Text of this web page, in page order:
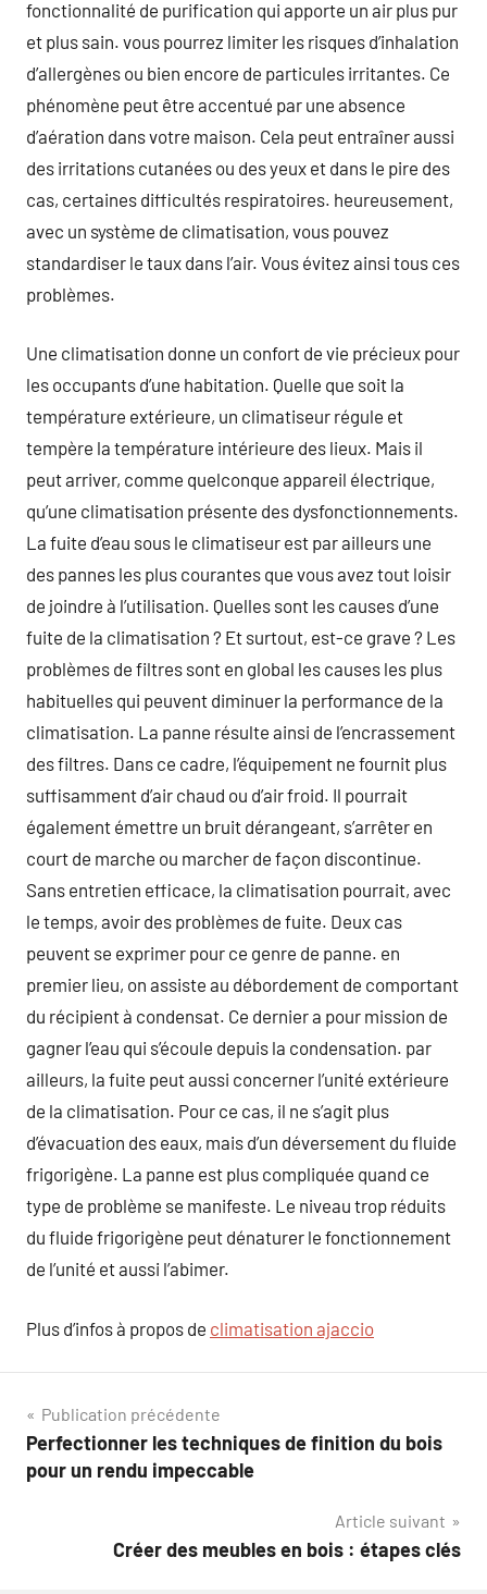
fonctionnalité de purification qui apporte un air plus pur
et plus sain. vous pourrez limiter les risques d’inhalation
d’allergènes ou bien encore de particules irritantes. Ce
phénomène peut être accentué par une absence
d’aération dans votre maison. Cela peut entraîner aussi
des irritations cutanées ou des yeux et dans le pire des
cas, certaines difficultés respiratoires. heureusement,
avec un système de climatisation, vous pouvez
standardiser le taux dans l’air. Vous évitez ainsi tous ces
problèmes.
Une climatisation donne un confort de vie précieux pour
les occupants d’une habitation. Quelle que soit la
température extérieure, un climatiseur régule et
tempère la température intérieure des lieux. Mais il
peut arriver, comme quelconque appareil électrique,
qu’une climatisation présente des dysfonctionnements.
La fuite d’eau sous le climatiseur est par ailleurs une
des pannes les plus courantes que vous avez tout loisir
de joindre à l’utilisation. Quelles sont les causes d’une
fuite de la climatisation ? Et surtout, est-ce grave ? Les
problèmes de filtres sont en global les causes les plus
habituelles qui peuvent diminuer la performance de la
climatisation. La panne résulte ainsi de l’encrassement
des filtres. Dans ce cadre, l’équipement ne fournit plus
suffisamment d’air chaud ou d’air froid. Il pourrait
également émettre un bruit dérangeant, s’arrêter en
court de marche ou marcher de façon discontinue.
Sans entretien efficace, la climatisation pourrait, avec
le temps, avoir des problèmes de fuite. Deux cas
peuvent se exprimer pour ce genre de panne. en
premier lieu, on assiste au débordement de comportant
du récipient à condensat. Ce dernier a pour mission de
gagner l’eau qui s’écoule depuis la condensation. par
ailleurs, la fuite peut aussi concerner l’unité extérieure
de la climatisation. Pour ce cas, il ne s’agit plus
d’évacuation des eaux, mais d’un déversement du fluide
frigorigène. La panne est plus compliquée quand ce
type de problème se manifeste. Le niveau trop réduits
du fluide frigorigène peut dénaturer le fonctionnement
de l’unité et aussi l’abimer.
Plus d’infos à propos de climatisation ajaccio
Navigation
de
Publication précédente
Perfectionner les techniques de finition du bois
pour un rendu impeccable
Article suivant
Créer des meubles en bois : étapes clés